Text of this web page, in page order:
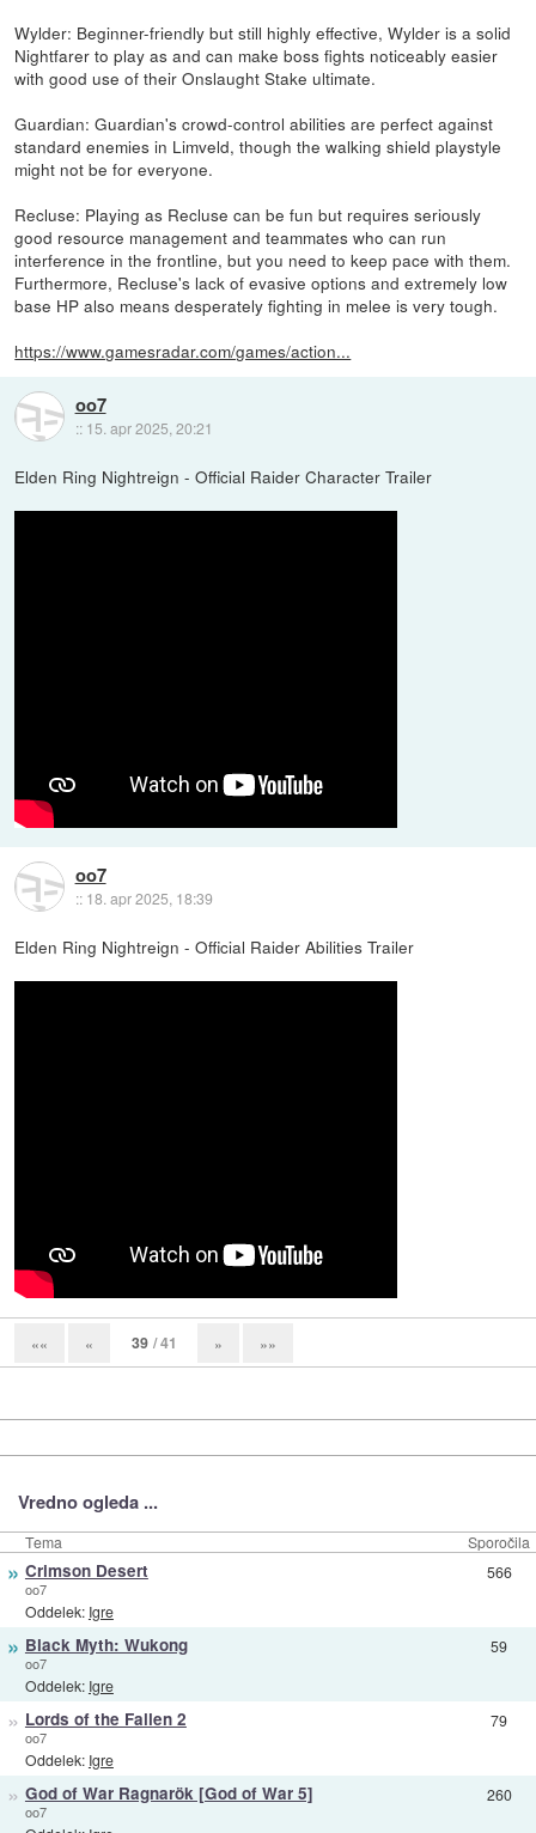
Wylder: Beginner-friendly but still highly effective, Wylder is a solid
Nightfarer to play as and can make boss fights noticeably easier
with good use of their Onslaught Stake ultimate.
Guardian: Guardian's crowd-control abilities are perfect against
standard enemies in Limveld, though the walking shield playstyle
might not be for everyone.
Recluse: Playing as Recluse can be fun but requires seriously
good resource management and teammates who can run
interference in the frontline, but you need to keep pace with them.
Furthermore, Recluse's lack of evasive options and extremely low
base HP also means desperately fighting in melee is very tough.
https://www.gamesradar.com/games/action...
oo7
:: 15. apr 2025, 20:21
Elden Ring Nightreign - Official Raider Character Trailer
oo7
:: 18. apr 2025, 18:39
Elden Ring Nightreign - Official Raider Abilities Trailer
«« « 39 / 41 » »»
Vredno ogleda ...
Tema Sporočila
» Crimson Desert
oo7
Oddelek: Igre
566
» Black Myth: Wukong
oo7
Oddelek: Igre
59
» Lords of the Fallen 2
oo7
Oddelek: Igre
79
» God of War Ragnarök [God of War 5]
oo7
260